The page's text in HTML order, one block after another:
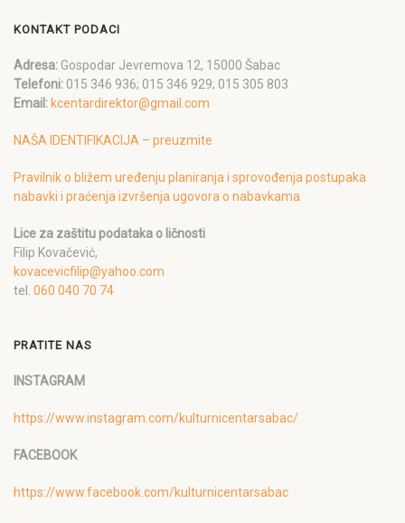
KONTAKT PODACI
Adresa: Gospodar Jevremova 12, 15000 Šabac
Telefoni: 015 346 936; 015 346 929; 015 305 803
Email: kcentardirektor@gmail.com
NAŠA IDENTIFIKACIJA – preuzmite
Pravilnik o bližem uređenju planiranja i sprovođenja postupaka
nabavki i praćenja izvršenja ugovora o nabavkama
Lice za zaštitu podataka o ličnosti
Filip Kovačević,
kovacevicfilip@yahoo.com
tel. 060 040 70 74
PRATITE NAS
INSTAGRAM
https://www.instagram.com/kulturnicentarsabac/
FACEBOOK
https://www.facebook.com/kulturnicentarsabac